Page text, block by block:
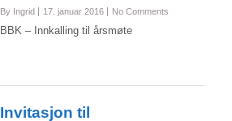
By Ingrid 17. januar 2016 No Comments
BBK – Innkalling til årsmøte
Invitasjon til